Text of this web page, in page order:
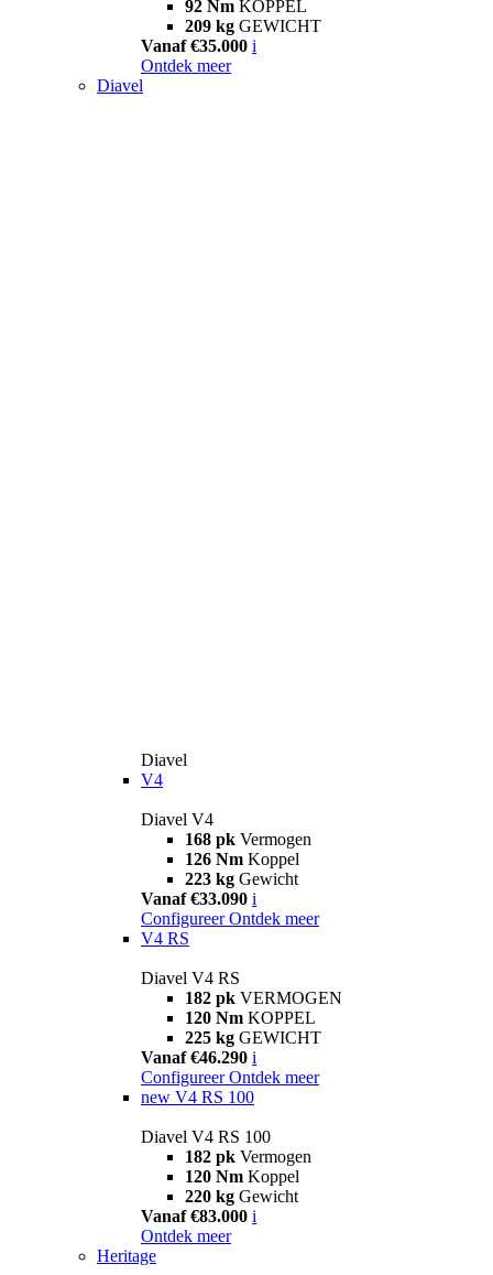
92 Nm KOPPEL
209 kg GEWICHT
Vanaf €35.000 i
Ontdek meer
Diavel
Diavel
V4
Diavel V4
168 pk Vermogen
126 Nm Koppel
223 kg Gewicht
Vanaf €33.090 i
Configureer Ontdek meer
V4 RS
Diavel V4 RS
182 pk VERMOGEN
120 Nm KOPPEL
225 kg GEWICHT
Vanaf €46.290 i
Configureer Ontdek meer
new V4 RS 100
Diavel V4 RS 100
182 pk Vermogen
120 Nm Koppel
220 kg Gewicht
Vanaf €83.000 i
Ontdek meer
Heritage